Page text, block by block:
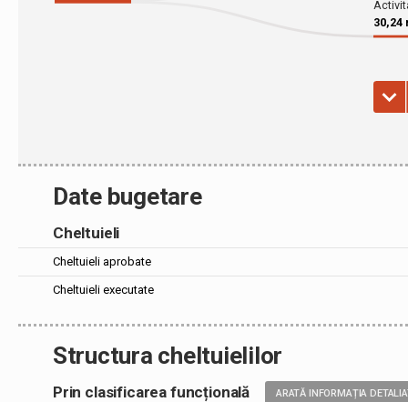
Date bugetare
Cheltuieli
Cheltuieli aprobate
Cheltuieli executate
Structura cheltuielilor
Prin clasificarea funcțională ARATĂ INFORMAȚIA